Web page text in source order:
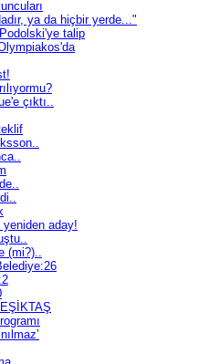
ya da hiçbir yerde..."
talip
çıktı..
yeniden aday!
(mi?)..